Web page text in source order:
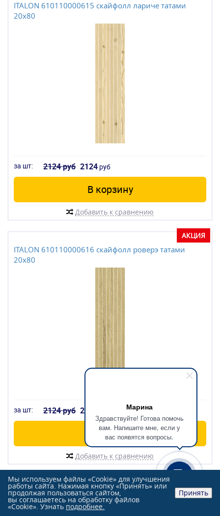
Марина
Здравствуйте! Готова помочь
вам. Напишите мне, если у
вас появятся вопросы.
ITALON 610110000615 скайфолл лариче татами
20x80
за шт: 2124 руб 2124 руб
В корзину
Добавить к сравнению
АКЦИЯ
ITALON 610110000616 скайфолл роверэ татами
20x80
за шт: 2124 руб 2124
В корзину
Добавить к сравнению
ITALON 610110000617 скайфолл палиссандро
татами 20x80
Мы используем файлы «Cookie» для улучшения
работы сайта. Нажимая кнопку «Принять» или
продолжая пользоваться сайтом,
вы соглашаетесь на обработку файлов
«Cookie». Узнать подробнее.
Принять